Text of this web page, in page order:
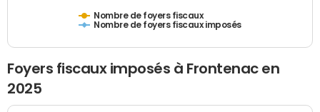
Nombre de foyers fiscaux
Nombre de foyers fiscaux imposés
Foyers fiscaux imposés à Frontenac en
2025